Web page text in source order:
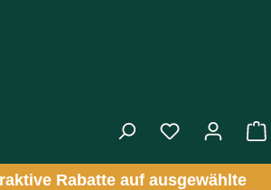
Rabatte auf ausgewählte